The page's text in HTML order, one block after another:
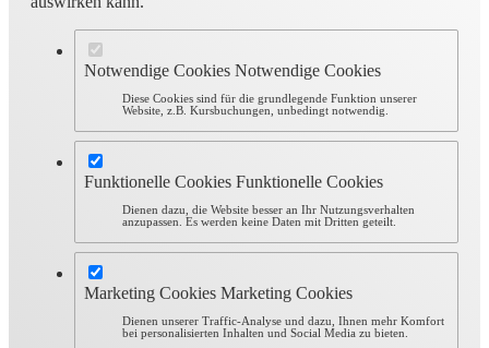
Notwendige Cookies Notwendige Cookies
Diese Cookies sind für die grundlegende Funktion unserer
Website, z.B. Kursbuchungen, unbedingt notwendig.
Funktionelle Cookies Funktionelle Cookies
Dienen dazu, die Website besser an Ihr Nutzungsverhalten
anzupassen. Es werden keine Daten mit Dritten geteilt.
Marketing Cookies Marketing Cookies
Dienen unserer Traffic-Analyse und dazu, Ihnen mehr Komfort
bei personalisierten Inhalten und Social Media zu bieten.